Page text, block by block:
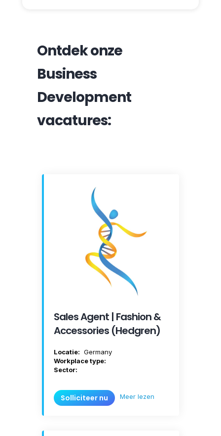
Ontdek onze
Business
Development
vacatures:
Sales Agent | Fashion &
Accessories (Hedgren)
Locatie: Germany
Workplace type:
Sector:
Solliciteer nu Meer lezen